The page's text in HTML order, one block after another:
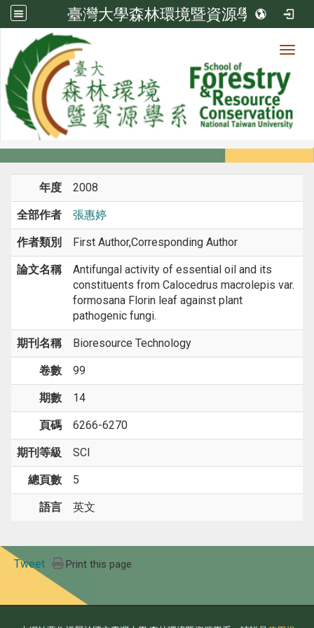
臺灣大學森林環境暨資源學系
系所成員
系所成員
年度 2008
全部作者 張惠婷
作者類別 First Author,Corresponding Author
論文名稱
Antifungal activity of essential oil and its
constituents from Calocedrus macrolepis var.
formosana Florin leaf against plant
pathogenic fungi.
期刊名稱 Bioresource Technology
卷數 99
期數 14
頁碼 6266-6270
期刊等級 SCI
總頁數 5
語言 英文
Tweet Print this page